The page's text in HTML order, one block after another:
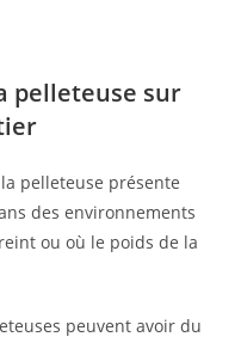
pelleteuse sur
pelleteuse présente
des environnements
ou où le poids de la
peuvent avoir du